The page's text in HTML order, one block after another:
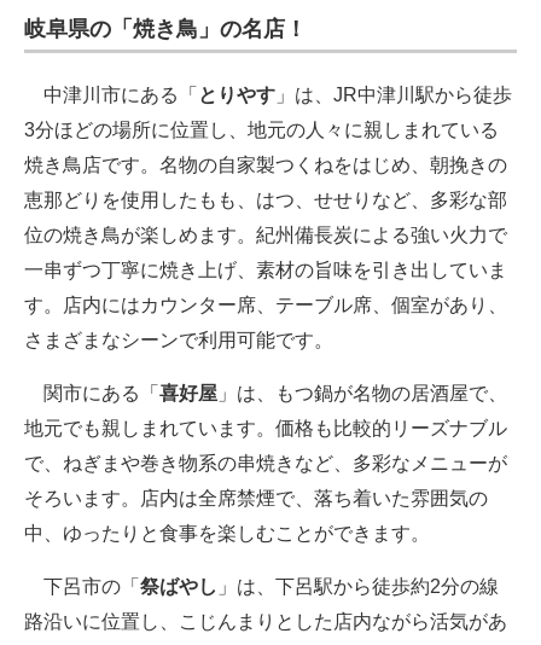
岐阜県の「焼き鳥」の名店！
中津川市にある「 とりやす 」は、JR中津川駅から徒歩
3分ほどの場所に位置し、地元の人々に親しまれている
焼き鳥店です。名物の自家製つくねをはじめ、朝挽きの
恵那どりを使用したもも、はつ、せせりなど、多彩な部
位の焼き鳥が楽しめます。紀州備長炭による強い火力で
一串ずつ丁寧に焼き上げ、素材の旨味を引き出していま
す。店内にはカウンター席、テーブル席、個室があり、
さまざまなシーンで利用可能です。
関市にある「 喜好屋 」は、もつ鍋が名物の居酒屋で、
地元でも親しまれています。価格も比較的リーズナブル
で、ねぎまや巻き物系の串焼きなど、多彩なメニューが
そろいます。店内は全席禁煙で、落ち着いた雰囲気の
中、ゆったりと食事を楽しむことができます。
下呂市の「 祭ばやし 」は、下呂駅から徒歩約2分の線
路沿いに位置し、こじんまりとした店内ながら活気があ